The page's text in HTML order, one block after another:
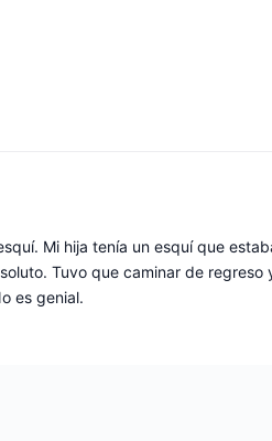
Mi hija tenía un esquí que
Tuvo que caminar de
es genial.